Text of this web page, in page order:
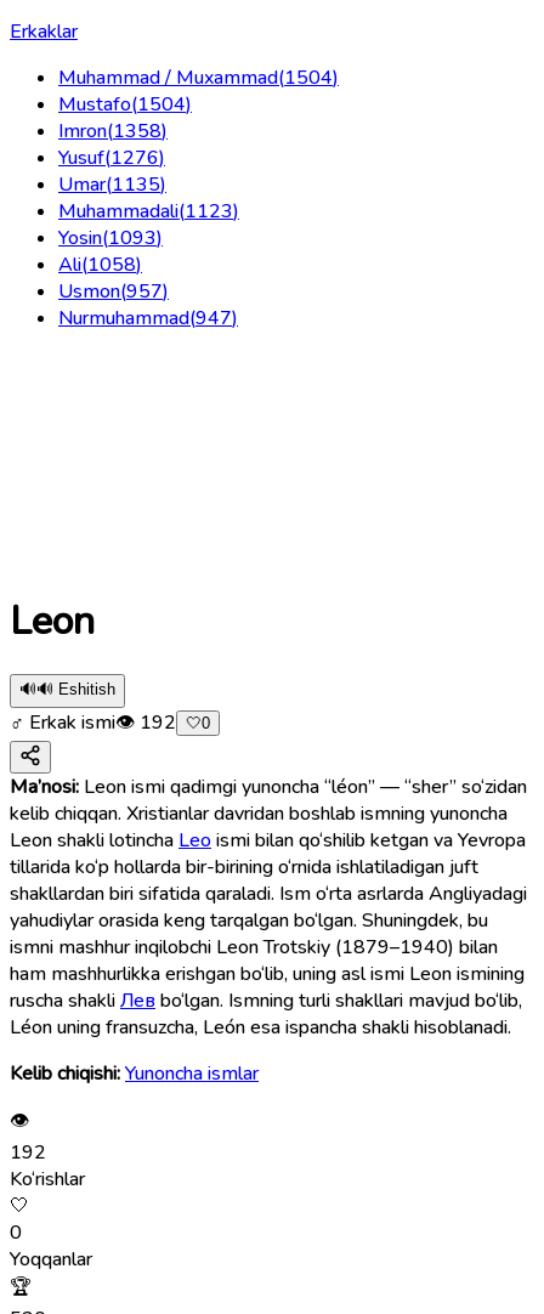
Erkaklar
Muhammad / Muxammad(1504)
Mustafo(1504)
Imron(1358)
Yusuf(1276)
Umar(1135)
Muhammadali(1123)
Yosin(1093)
Ali(1058)
Usmon(957)
Nurmuhammad(947)
Leon
🔊🔊 Eshitish
♂ Erkak ismi👁 192 🤍0
Ma’nosi: Leon ismi qadimgi yunoncha “léon” — “sher” so‘zidan
kelib chiqqan. Xristianlar davridan boshlab ismning yunoncha
Leon shakli lotincha Leoismi bilan qo‘shilib ketgan va Yevropa
tillarida ko‘p hollarda bir-birining o‘rnida ishlatiladigan juft
shakllardan biri sifatida qaraladi. Ism o‘rta asrlarda Angliyadagi
yahudiylar orasida keng tarqalgan bo‘lgan. Shuningdek, bu
ismni mashhur inqilobchi Leon Trotskiy (1879–1940) bilan
ham mashhurlikka erishgan bo‘lib, uning asl ismi Leon ismining
ruscha shakliЛевbo‘lgan. Ismning turli shakllari mavjud bo‘lib,
Léon uning fransuzcha, León esa ispancha shakli hisoblanadi.
Kelib chiqishi:Yunoncha ismlar
👁
192
Ko‘rishlar
🤍
0
Yoqqanlar
🏆